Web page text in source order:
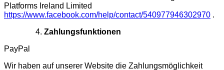
Platforms Ireland Limited
https://www.facebook.com/help/contact/540977946302970 .
Zahlungsfunktionen
PayPal
Wir haben auf unserer Website die Zahlungsmöglichkeit